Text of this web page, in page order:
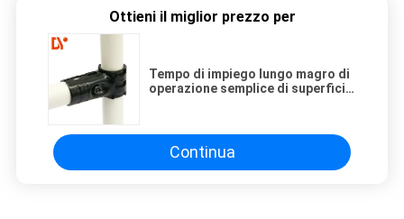
Ottieni il miglior prezzo per
Tempo di impiego lungo magro di
operazione semplice di superficie
Continua